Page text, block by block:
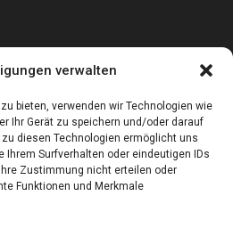
verwalten
bieten, verwenden wir Technologien wie
Ihr Gerät zu speichern und/oder darauf
diesen Technologien ermöglicht uns
Ihrem Surfverhalten oder eindeutigen IDs
Zustimmung nicht erteilen oder
Funktionen und Merkmale
Camper Isolierung für Wohnmobile